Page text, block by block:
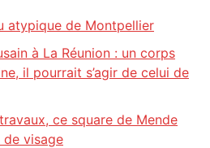
atypique de Montpellier
à La Réunion : un corps
il pourrait s’agir de celui de
ce square de Mende
visage